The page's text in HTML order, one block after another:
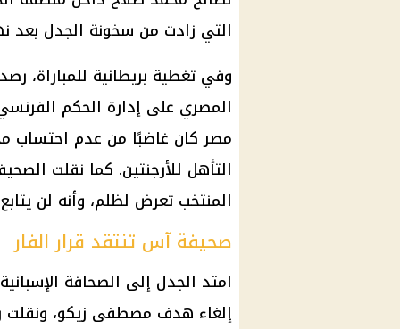
التي زادت من سخونة الجدل بعد
وفي تغطية بريطانية للمباراة،
المصري على إدارة الحكم
مصر كان غاضبًا من عدم احتساب
التأهل للأرجنتين. كما نقلت
المنتخب تعرض لظلم، وأنه لن
صحيفة آس تنتقد قرار الفار
امتد الجدل إلى الصحافة
إلغاء هدف مصطفى زيكو، ونقلت